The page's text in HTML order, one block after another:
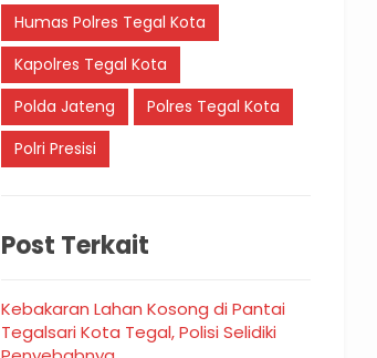
Humas Polres Tegal Kota
Kapolres Tegal Kota
Polda Jateng
Polres Tegal Kota
Polri Presisi
Post Terkait
Kebakaran Lahan Kosong di Pantai
Tegalsari Kota Tegal, Polisi Selidiki